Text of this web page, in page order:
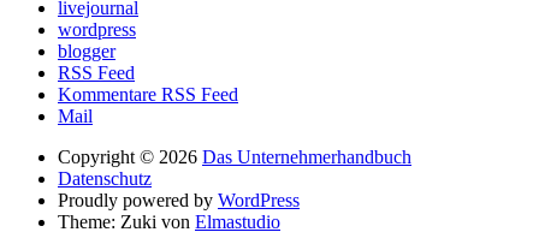
livejournal
wordpress
blogger
RSS Feed
Kommentare RSS Feed
Mail
Copyright © 2026 Das Unternehmerhandbuch
Datenschutz
Proudly powered by WordPress
Theme: Zuki von Elmastudio